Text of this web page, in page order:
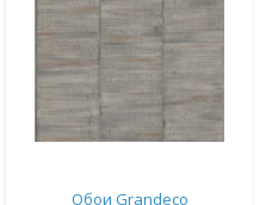
Обои Grandeco